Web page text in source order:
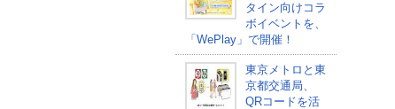
タイン向けコラ
ボイベントを、
「WePlay」で開催！
東京メトロと東
京都交通局、
QRコードを活